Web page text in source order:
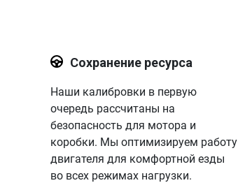
Сохранение ресурса
Наши калибровки в первую
очередь рассчитаны на
безопасность для мотора и
коробки. Мы оптимизируем работу
двигателя для комфортной езды
во всех режимах нагрузки.